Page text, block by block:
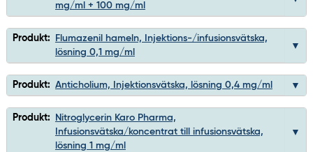
mg/ml + 100 mg/ml
Produkt:
Flumazenil hameln, Injektions-/infusionsvätska,
lösning 0,1 mg/ml
Produkt: Anticholium, Injektionsvätska, lösning 0,4 mg/ml
Produkt:
Nitroglycerin Karo Pharma,
Infusionsvätska/koncentrat till infusionsvätska,
lösning 1 mg/ml